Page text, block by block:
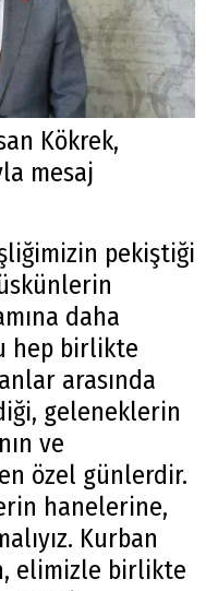
Kökrek,
mesaj
pekiştiği
daha
hep birlikte
arasında
geleneklerin
ve
özel günlerdir.
hanelerine,
Kurban
elimizle birlikte